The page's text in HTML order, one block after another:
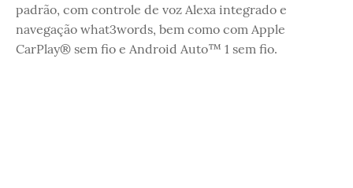
padrão, com controle de voz Alexa integrado e
navegação what3words, bem como com Apple
CarPlay® sem fio e Android Auto™ 1 sem fio.